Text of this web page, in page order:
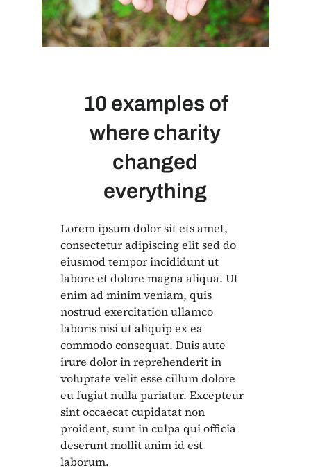
10 examples of
where charity
changed
everything
Lorem ipsum dolor sit ets amet,
consectetur adipiscing elit sed do
eiusmod tempor incididunt ut
labore et dolore magna aliqua. Ut
enim ad minim veniam, quis
nostrud exercitation ullamco
laboris nisi ut aliquip ex ea
commodo consequat. Duis aute
irure dolor in reprehenderit in
voluptate velit esse cillum dolore
eu fugiat nulla pariatur. Excepteur
sint occaecat cupidatat non
proident, sunt in culpa qui officia
deserunt mollit anim id est
laborum.